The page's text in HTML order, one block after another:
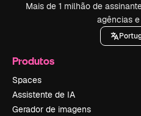
Mais de 1 milhão de
agências
Produtos
Spaces
Assistente de IA
Gerador de imagens